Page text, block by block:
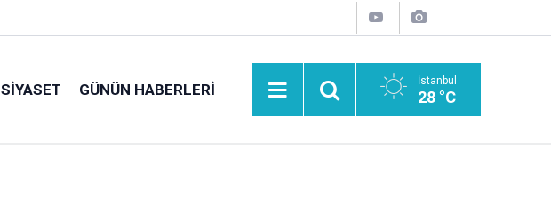
SIYASET GÜNÜN HABERLERI İstanbul
28 °C